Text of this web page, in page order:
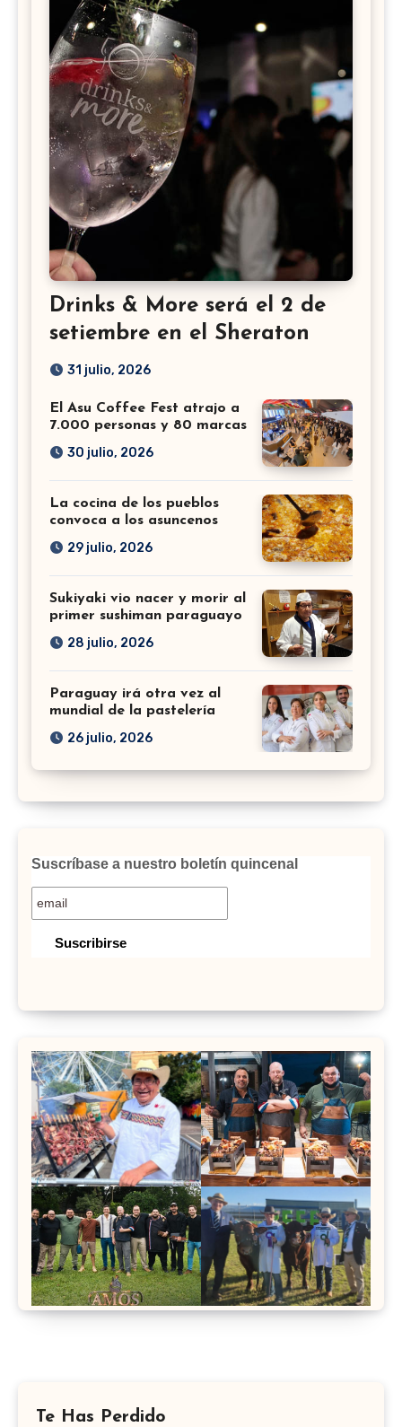
Drinks & More será el 2 de
setiembre en el Sheraton
31 julio, 2026
El Asu Coffee Fest atrajo a
7.000 personas y 80 marcas
30 julio, 2026
La cocina de los pueblos
convoca a los asuncenos
29 julio, 2026
Sukiyaki vio nacer y morir al
primer sushiman paraguayo
28 julio, 2026
Paraguay irá otra vez al
mundial de la pastelería
26 julio, 2026
Suscríbase a nuestro boletín quincenal
Te Has Perdido